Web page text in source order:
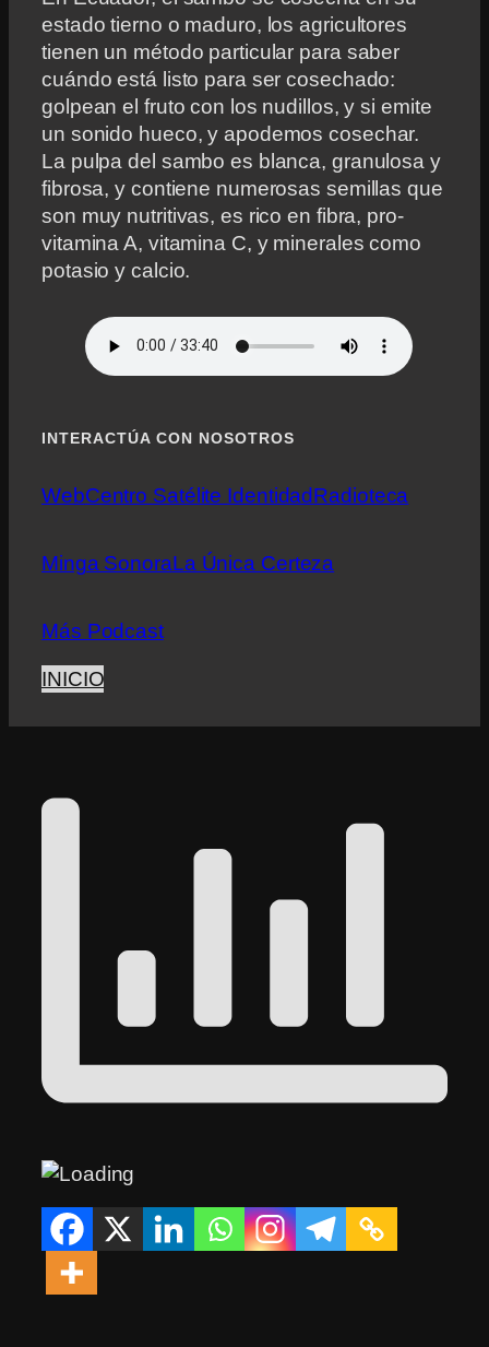
estado tierno o maduro, los agricultores
tienen un método particular para saber
cuándo está listo para ser cosechado:
golpean el fruto con los nudillos, y si emite
un sonido hueco, y apodemos cosechar.
La pulpa del sambo es blanca, granulosa y
fibrosa, y contiene numerosas semillas que
son muy nutritivas, es rico en fibra, pro-
vitamina A, vitamina C, y minerales como
potasio y calcio.
INTERACTÚA CON NOSOTROS
WebCentro Satélite IdentidadRadioteca
Minga SonoraLa Única Certeza
Más Podcast
INICIO